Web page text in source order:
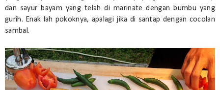
dan sayur bayam yang telah di marinate dengan bumbu yang
gurih. Enak lah pokoknya, apalagi jika di santap dengan cocolan
sambal.